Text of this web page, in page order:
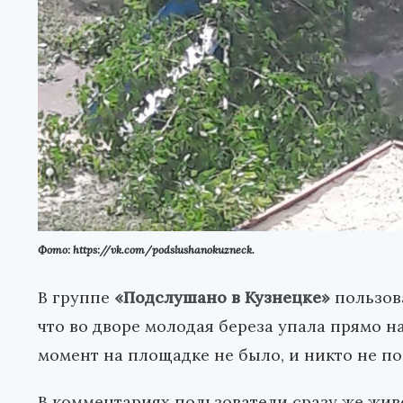
Фото: https://vk.com/podslushanokuzneck.
В группе «Подслушано в Кузнецке»
что во дворе молодая береза упала прямо
момент на площадке не было, и никто не